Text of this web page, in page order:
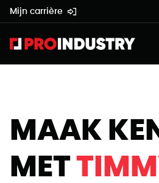
Mijn carrière
MAAK
MET